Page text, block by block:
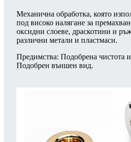
Механична обработка, която
под високо налягане за
оксидни слоеве, драскотини и
различни метали и пластмаси.
Предимства: Подобрена чистота и
Подобрен външен вид.